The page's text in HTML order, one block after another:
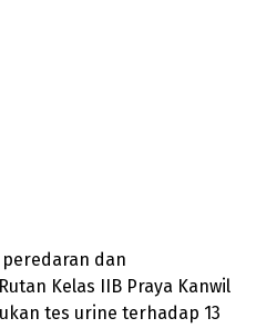
peredaran dan
Kelas IIB Praya Kanwil
tes urine terhadap 13